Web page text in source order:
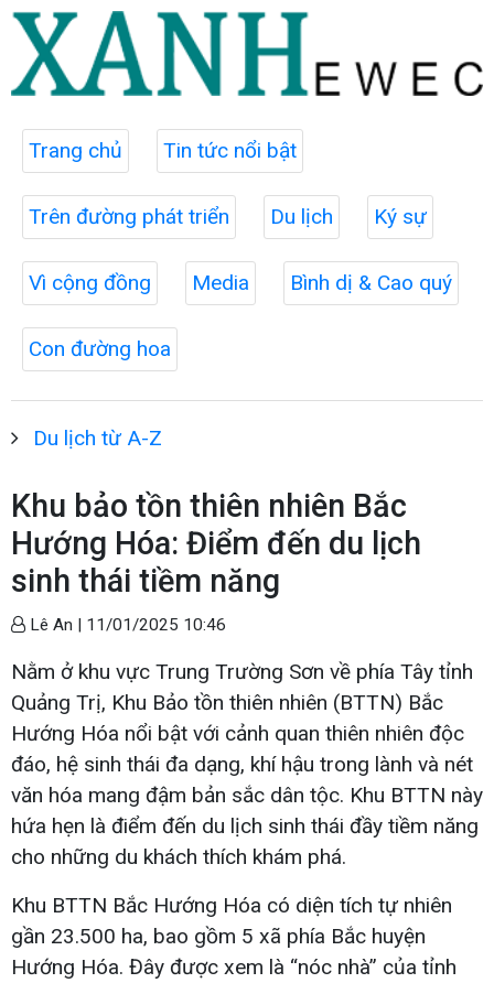
Trang chủ Tin tức nổi bật
Trên đường phát triển Du lịch Ký sự
Vì cộng đồng Media Bình dị & Cao quý
Con đường hoa
Du lịch từ A-Z
Khu bảo tồn thiên nhiên Bắc
Hướng Hóa: Điểm đến du lịch
sinh thái tiềm năng
Lê An | 11/01/2025 10:46
Nằm ở khu vực Trung Trường Sơn về phía Tây tỉnh
Quảng Trị, Khu Bảo tồn thiên nhiên (BTTN) Bắc
Hướng Hóa nổi bật với cảnh quan thiên nhiên độc
đáo, hệ sinh thái đa dạng, khí hậu trong lành và nét
văn hóa mang đậm bản sắc dân tộc. Khu BTTN này
hứa hẹn là điểm đến du lịch sinh thái đầy tiềm năng
cho những du khách thích khám phá.
Khu BTTN Bắc Hướng Hóa có diện tích tự nhiên
gần 23.500 ha, bao gồm 5 xã phía Bắc huyện
Hướng Hóa. Đây được xem là “nóc nhà” của tỉnh